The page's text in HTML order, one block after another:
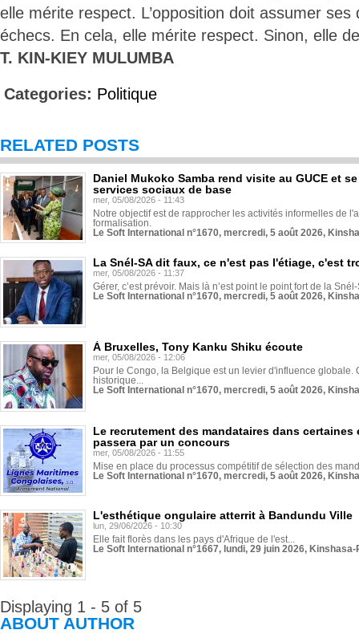
elle mérite respect. L’opposition doit assumer
échecs. En cela, elle mérite respect. Sinon, elle
T. KIN-KIEY MULUMBA
Categories: Politique
RELATED POSTS
Daniel Mukoko Samba rend visite au GUCE et
services sociaux de base
mer, 05/08/2026 - 11:43
Notre objectif est de rapprocher les activités informelles de
formalisation.
Le Soft International n°1670, mercredi, 5 août 2026,
La Snél-SA dit faux, ce n'est pas l'étiage, c'est
mer, 05/08/2026 - 11:37
Gérer, c’est prévoir. Mais là n’est point le point fort de la
Le Soft International n°1670, mercredi, 5 août 2026,
À Bruxelles, Tony Kanku Shiku écoute
mer, 05/08/2026 - 12:06
Pour le Congo, la Belgique est un levier d'influence globale.
historique...
Le Soft International n°1670, mercredi, 5 août 2026,
Le recrutement des mandataires dans
passera par un concours
mer, 05/08/2026 - 11:55
Mise en place du processus compétitif de sélection des
Le Soft International n°1670, mercredi, 5 août 2026,
L'esthétique ongulaire atterrit à Bandundu Ville
lun, 29/06/2026 - 10:30
Elle fait florès dans les pays d'Afrique de l'est...
Le Soft International n°1667, lundi, 29 juin 2026,
Displaying 1 - 5 of 5
ABOUT AUTHOR